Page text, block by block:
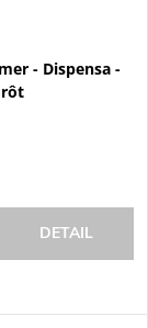
- Dispensa -
DETAIL